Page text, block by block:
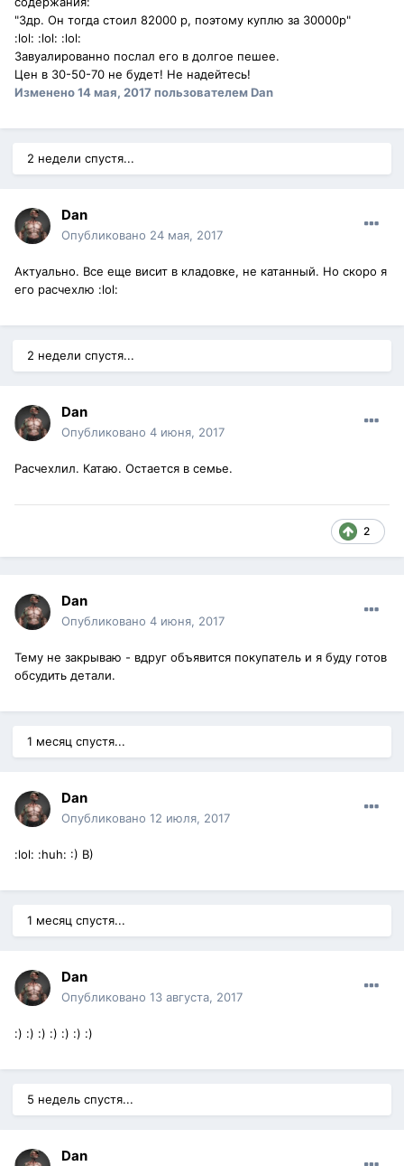
"Здр. Он тогда стоил 82000 р, поэтому куплю за 30000р"
:lol: :lol: :lol:
Завуалированно послал его в долгое пешее.
Цен в 30-50-70 не будет! Не надейтесь!
Изменено14 мая, 2017 пользователем Dan
2 недели спустя...
Dan
Опубликовано 24 мая, 2017
Актуально. Все еще висит в кладовке, не катанный. Но скоро я
его расчехлю :lol:
2 недели спустя...
Dan
Опубликовано 4 июня, 2017
Расчехлил. Катаю. Остается в семье.
2
Dan
Опубликовано 4 июня, 2017
Тему не закрываю - вдруг объявится покупатель и я буду готов
обсудить детали.
1 месяц спустя...
Dan
Опубликовано 12 июля, 2017
:lol: :huh: :) B)
1 месяц спустя...
Dan
Опубликовано 13 августа, 2017
:) :) :) :) :) :) :)
5 недель спустя...
Dan